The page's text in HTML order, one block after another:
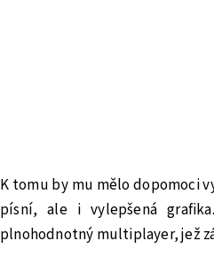
K tomu by mu mělo dopomoci
písní, ale i vylepšená
plnohodnotný multiplayer, jež